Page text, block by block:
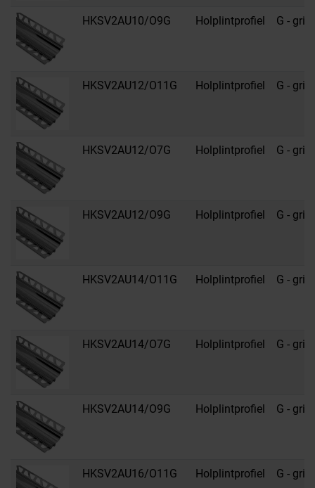
HKSV2AU10/O9G Holplintprofiel G - grijs
HKSV2AU12/O11G Holplintprofiel G - grijs
HKSV2AU12/O7G Holplintprofiel G - grijs
HKSV2AU12/O9G Holplintprofiel G - grijs
HKSV2AU14/O11G Holplintprofiel G - grijs
HKSV2AU14/O7G Holplintprofiel G - grijs
HKSV2AU14/O9G Holplintprofiel G - grijs
HKSV2AU16/O11G Holplintprofiel G - grijs